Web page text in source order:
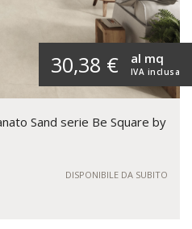
30,38 € IVA inclusa
al mq
Sand serie Be Square by
DISPONIBILE DA SUBITO